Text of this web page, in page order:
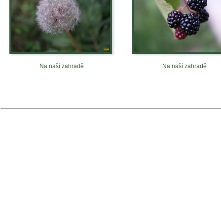
Na naší zahradě Na naší zahradě